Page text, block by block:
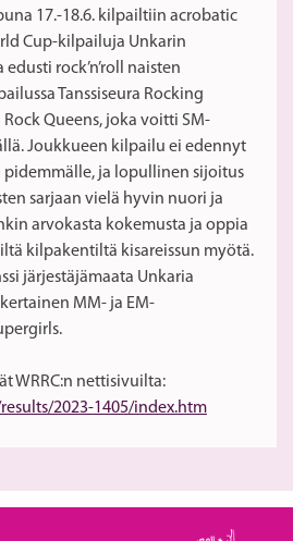
17.-18.6. kilpailtiin acrobatic
Cup-kilpailuja Unkarin
rock’n’roll naisten
Tanssiseura Rocking
Queens, joka voitti SM-
Joukkueen kilpailu ei edennyt
pidemmälle, ja lopullinen sijoitus
sarjaan vielä hyvin nuori ja
arvokasta kokemusta ja oppia
kilpakentiltä kisareissun myötä.
järjestäjämaata Unkaria
MM- ja EM-
WRRC:n nettisivuilta:
2023-1405/index.htm